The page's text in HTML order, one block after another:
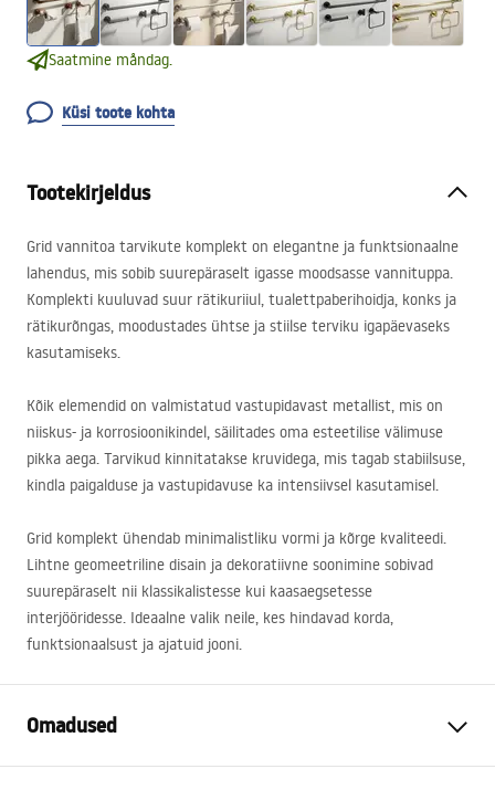
Saatmine måndag.
Küsi toote kohta
Tootekirjeldus
Grid vannitoa tarvikute komplekt on elegantne ja funktsionaalne
lahendus, mis sobib suurepäraselt igasse moodsasse vannituppa.
Komplekti kuuluvad suur rätikuriiul, tualettpaberihoidja, konks ja
rätikurõngas, moodustades ühtse ja stiilse terviku igapäevaseks
kasutamiseks.
Kõik elemendid on valmistatud vastupidavast metallist, mis on
niiskus- ja korrosioonikindel, säilitades oma esteetilise välimuse
pikka aega. Tarvikud kinnitatakse kruvidega, mis tagab stabiilsuse,
kindla paigalduse ja vastupidavuse ka intensiivsel kasutamisel.
Grid komplekt ühendab minimalistliku vormi ja kõrge kvaliteedi.
Lihtne geomeetriline disain ja dekoratiivne soonimine sobivad
suurepäraselt nii klassikalistesse kui kaasaegsetesse
interjööridesse. Ideaalne valik neile, kes hindavad korda,
funktsionaalsust ja ajatuid jooni.
Omadused